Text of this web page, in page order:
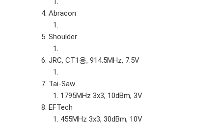
Abracon
Shoulder
JRC, CT1용, 914.5MHz, 7.5V
Tai-Saw
1795MHz 3x3, 10dBm, 3V
EFTech
455MHz 3x3, 30dBm, 10V